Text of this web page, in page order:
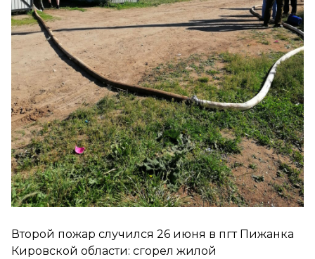
Второй пожар случился 26 июня в пгт Пижанка
Кировской области: сгорел жилой